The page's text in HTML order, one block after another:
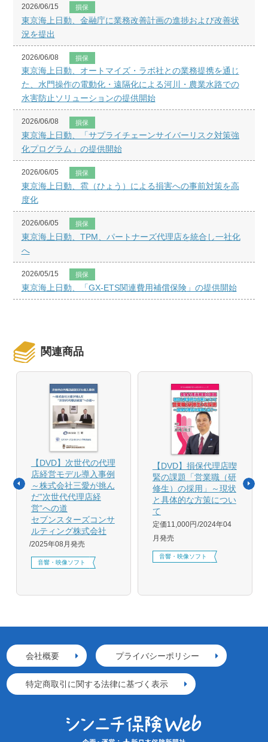
2026/06/15 損保
東京海上日動、金融庁に業務改善計画の進捗および改善状
況を提出
2026/06/08 損保
東京海上日動、オートマイズ・ラボ社との業務提携を通じ
た、水門操作の電動化・遠隔化による河川・農業水路での
水害防止ソリューションの提供開始
2026/06/08 損保
東京海上日動、「サプライチェーンサイバーリスク対策強
化プログラム」の提供開始
2026/06/05 損保
東京海上日動、雹（ひょう）による損害への事前対策を高
度化
2026/06/05 損保
東京海上日動、TPM、パートナーズ代理店を統合し一社化
へ
2026/05/15 損保
東京海上日動、「GX-ETS関連費用補償保険」の提供開始
関連商品
【DVD】次世代の代理
店経営モデル導入事例
～株式会社三愛が挑ん
だ”次世代代理店経
営”への道
セブンスターズコンサ
ルティング株式会社
2025年08月発売
音響・映像ソフト
【DVD】損保代理店喫
緊の課題「営業職（研
修生）の採用」～現状
と具体的な方策につい
て
定価11,000円 2024年04
月発売
音響・映像ソフト
会社概要 プライバシーポリシー
特定商取引に関する法律に基づく表示